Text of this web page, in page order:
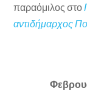
παραόμιλος στο
αντιδήμαρχος